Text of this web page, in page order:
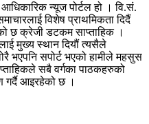
न्यूज पोर्टल हो । वि.सं.
विशेष प्राथमिकता दिदैं
छ क्रेजी डटकम साप्ताहिक ।
मुख्य स्थान दियौं त्यसैले
भएपनि सपोर्ट भएको हामीले महसुस
सबै वर्गका पाठकहरुको
गर्दै आइरहेको छ ।